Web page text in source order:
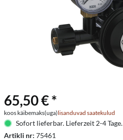
65,50 € *
koos käibemaks(uga)lisanduvad saatekulud
Sofort lieferbar. Lieferzeit 2-4 Tage.
Artikli nr: 75461